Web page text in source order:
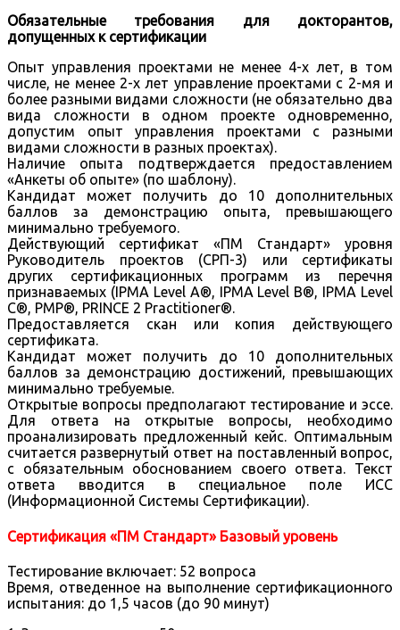
Обязательные требования для докторантов,
допущенных к сертификации
Опыт управления проектами не менее 4-х лет, в том
числе, не менее 2-х лет управление проектами с 2-мя и
более разными видами сложности (не обязательно два
вида сложности в одном проекте одновременно,
допустим опыт управления проектами с разными
видами сложности в разных проектах).
Наличие опыта подтверждается предоставлением
«Анкеты об опыте» (по шаблону).
Кандидат может получить до 10 дополнительных
баллов за демонстрацию опыта, превышающего
минимально требуемого.
Действующий сертификат «ПМ Стандарт» уровня
Руководитель проектов (СРП-3) или сертификаты
других сертификационных программ из перечня
признаваемых (IPMA Level A®, IPMA Level B®, IPMA Level
C®, PMP®, PRINCE 2 Practitioner®.
Предоставляется скан или копия действующего
сертификата.
Кандидат может получить до 10 дополнительных
баллов за демонстрацию достижений, превышающих
минимально требуемые.
Открытые вопросы предполагают тестирование и эссе.
Для ответа на открытые вопросы, необходимо
проанализировать предложенный кейс. Оптимальным
считается развернутый ответ на поставленный вопрос,
с обязательным обоснованием своего ответа. Текст
ответа вводится в специальное поле ИСС
(Информационной Системы Сертификации).
Сертификация «ПМ Стандарт» Базовый уровень
Тестирование включает: 52 вопроса
Время, отведенное на выполнение сертификационного
испытания: до 1,5 часов (до 90 минут)